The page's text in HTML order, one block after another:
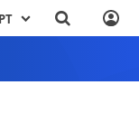
PT